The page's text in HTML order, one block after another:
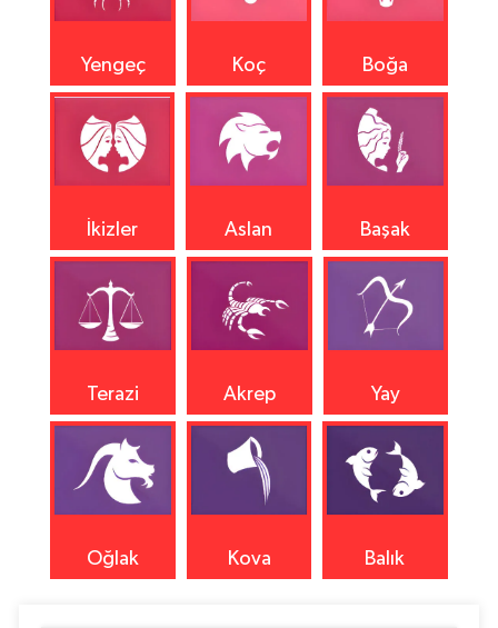
Yengeç Koç Boğa
İkizler Aslan Başak
Terazi Akrep Yay
Oğlak Kova Balık